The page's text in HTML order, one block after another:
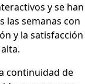
y se han
las semanas con
y la satisfacción
continuidad de